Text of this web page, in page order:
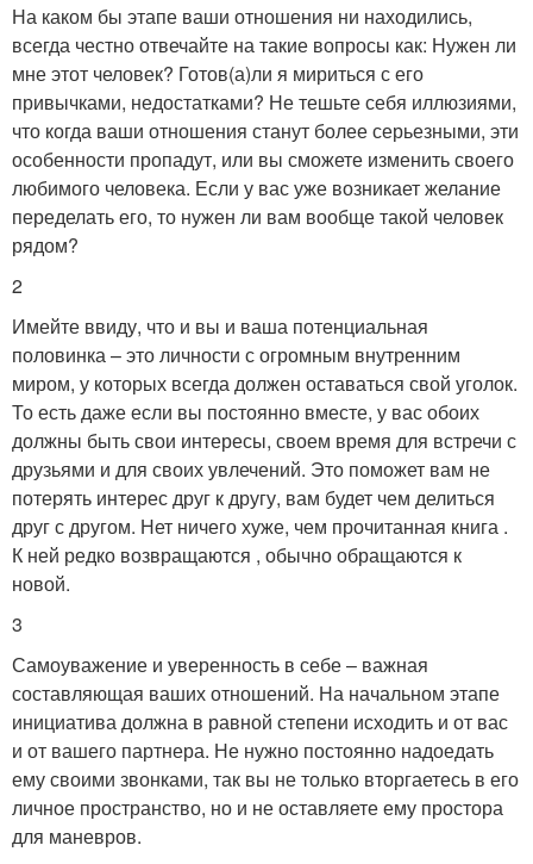
На каком бы этапе ваши отношения ни находились,
всегда честно отвечайте на такие вопросы как: Нужен ли
мне этот человек? Готов(а)ли я мириться с его
привычками, недостатками? Не тешьте себя иллюзиями,
что когда ваши отношения станут более серьезными, эти
особенности пропадут, или вы сможете изменить своего
любимого человека. Если у вас уже возникает желание
переделать его, то нужен ли вам вообще такой человек
рядом?
2
Имейте ввиду, что и вы и ваша потенциальная
половинка – это личности с огромным внутренним
миром, у которых всегда должен оставаться свой уголок.
То есть даже если вы постоянно вместе, у вас обоих
должны быть свои интересы, своем время для встречи с
друзьями и для своих увлечений. Это поможет вам не
потерять интерес друг к другу, вам будет чем делиться
друг с другом. Нет ничего хуже, чем прочитанная книга .
К ней редко возвращаются , обычно обращаются к
новой.
3
Самоуважение и уверенность в себе – важная
составляющая ваших отношений. На начальном этапе
инициатива должна в равной степени исходить и от вас
и от вашего партнера. Не нужно постоянно надоедать
ему своими звонками, так вы не только вторгаетесь в его
личное пространство, но и не оставляете ему простора
для маневров.